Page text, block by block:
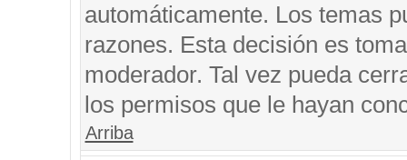
automáticamente. Los temas
razones. Esta decisión es
moderador. Tal vez pueda
los permisos que le hayan
Arriba